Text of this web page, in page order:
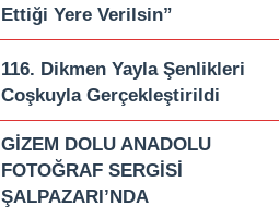
Ettiği Yere Verilsin”
116. Dikmen Yayla Şenlikleri
Coşkuyla Gerçekleştirildi
GİZEM DOLU ANADOLU
FOTOĞRAF SERGİSİ
ŞALPAZARI’NDA